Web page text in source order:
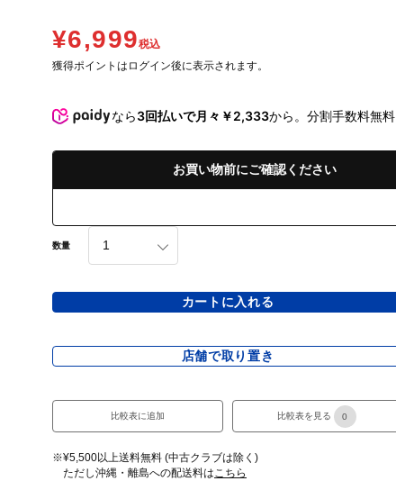
¥6,999税込
獲得ポイントはログイン後に表示されます。
なら3回払いで月々￥2,333から。分割手数料無料
お買い物前にご確認ください
数量
カートに入れる
店舗で取り置き
比較表に追加 比較表を見る 0
※¥5,500以上送料無料 (中古クラブは除く)
ただし沖縄・離島への配送料はこちら